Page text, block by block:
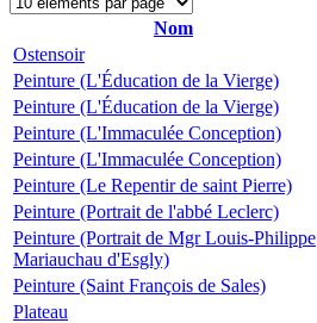
Nom
Ostensoir
Peinture (L'Éducation de la Vierge)
Peinture (L'Éducation de la Vierge)
Peinture (L'Immaculée Conception)
Peinture (L'Immaculée Conception)
Peinture (Le Repentir de saint Pierre)
Peinture (Portrait de l'abbé Leclerc)
Peinture (Portrait de Mgr Louis-Philippe
Mariauchau d'Esgly)
Peinture (Saint François de Sales)
Plateau